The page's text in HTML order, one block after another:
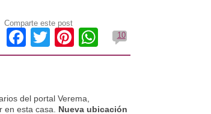
Comparte este post
Facebook
TwitterPinterest
WhatsApp
10
del portal Verema,
en esta casa. Nueva ubicación